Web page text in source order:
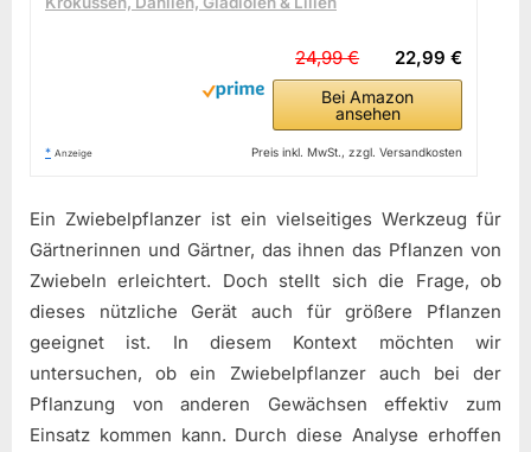
22,99 €
24,99 €
Bei Amazon
ansehen
* Anzeige Preis inkl. MwSt., zzgl. Versandkosten
Ein Zwiebelpflanzer ist ein vielseitiges Werkzeug für
Gärtnerinnen und Gärtner, das ihnen das Pflanzen von
Zwiebeln erleichtert. Doch stellt sich die Frage, ob
dieses nützliche Gerät auch für größere Pflanzen
geeignet ist. In diesem Kontext möchten wir
untersuchen, ob ein Zwiebelpflanzer auch bei der
Pflanzung von anderen Gewächsen effektiv zum
Einsatz kommen kann. Durch diese Analyse erhoffen